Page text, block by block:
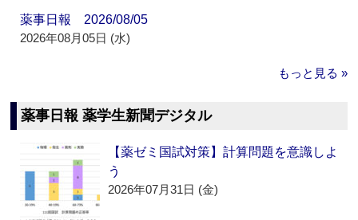
薬事日報 2026/08/05
2026年08月05日 (水)
もっと見る »
薬事日報 薬学生新聞デジタル
【薬ゼミ国試対策】計算問題を意識しよ
う
2026年07月31日 (金)